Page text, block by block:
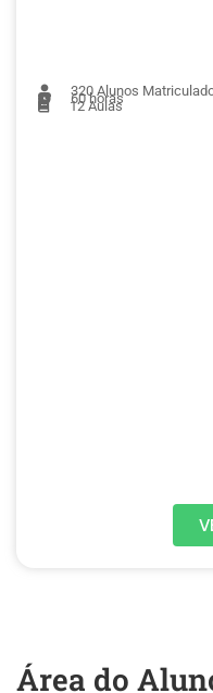
320 Alunos
60 horas
12Aulas
Área do